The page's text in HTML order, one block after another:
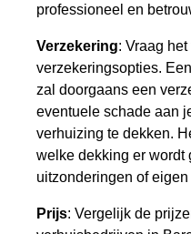
professioneel en
Verzekering: Vraag
verzekeringsopties.
zal doorgaans een
eventuele schade aan
verhuizing te dekken.
welke dekking er wordt
uitzonderingen of
Prijs: Vergelijk de